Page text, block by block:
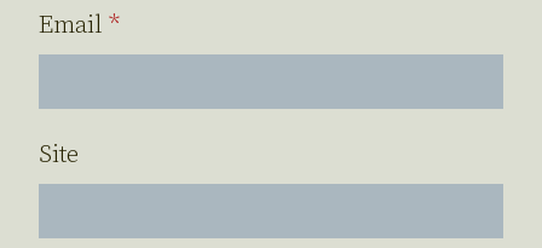
Email *
Site